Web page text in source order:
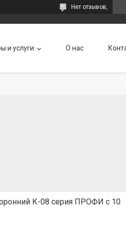
Нет отзывов,
и услуги О нас
К-08 серия ПРОФИ с 10